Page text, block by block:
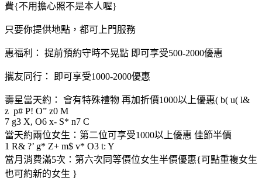
費{不用擔心照不是本人喔}
只要你提供地點，都可上門服務
惠福利： 提前預約守時不晃點 即可享受500-2000優惠
攜友同行： 即可享受1000-2000優惠
壽星當天約： 會有特殊禮物 再加折價1000以上優惠( b( u( l&
z p# P! O” z0 M
7 g3 X, O6 x- S* n7 C
當天約兩位女生：第二位可享受1000以上優惠 佳節半價
1 R& ?’ g* Z+ m$ v* O3 t: Y
當月消費滿5次：第六次同等價位女生半價優惠{可點重複女生
也可約新的女生 }